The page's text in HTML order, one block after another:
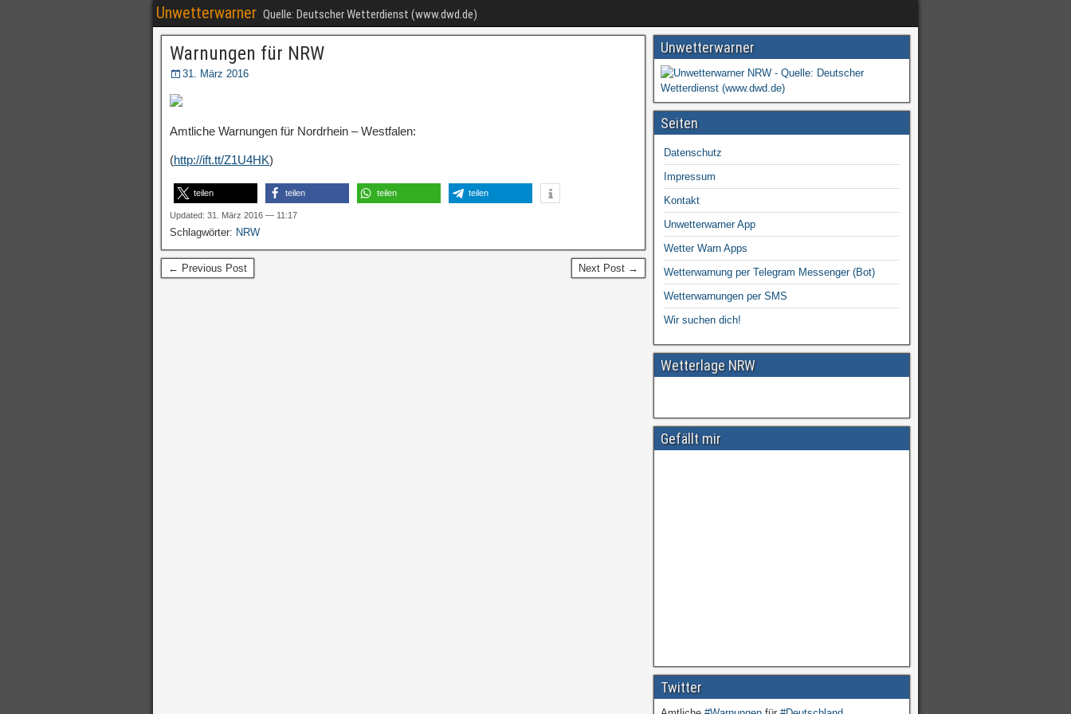
Unwetterwarner Quelle: Deutscher Wetterdienst (www.dwd.de)
Warnungen für NRW
31. März 2016
Amtliche Warnungen für Nordrhein – Westfalen:
(http://ift.tt/Z1U4HK)
teilen teilen teilen teilen
Updated: 31. März 2016 — 11:17
Schlagwörter: NRW
← Previous Post Next Post →
Unwetterwarner
Seiten
Datenschutz
Impressum
Kontakt
Unwetterwarner App
Wetter Warn Apps
Wetterwarnung per Telegram Messenger (Bot)
Wetterwarnungen per SMS
Wir suchen dich!
Wetterlage NRW
Gefällt mir
Twitter